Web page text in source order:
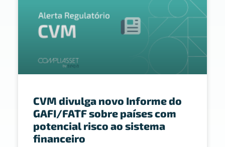
CVM divulga novo Informe do
GAFI/FATF sobre países com
potencial risco ao sistema
financeiro